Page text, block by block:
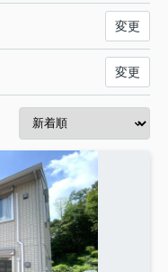
変更
変更